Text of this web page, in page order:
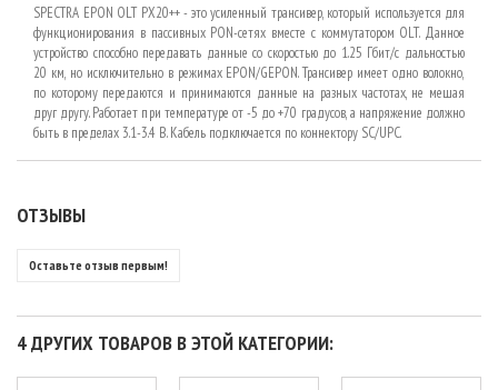
SPECTRA EPON OLT PX20++ - это усиленный трансивер, который используется для
функционирования в пассивных PON-сетях вместе с коммутатором OLT. Данное
устройство способно передавать данные со скоростью до 1.25 Гбит/с дальностью
20 км, но исключительно в режимах EPON/GEPON. Трансивер имеет одно волокно,
по которому передаются и принимаются данные на разных частотах, не мешая
друг другу. Работает при температуре от -5 до +70 градусов, а напряжение должно
быть в пределах 3.1-3.4 В. Кабель подключается по коннектору SC/UPC.
ОТЗЫВЫ
Оставьте отзыв первым!
4 ДРУГИХ ТОВАРОВ В ЭТОЙ КАТЕГОРИИ: